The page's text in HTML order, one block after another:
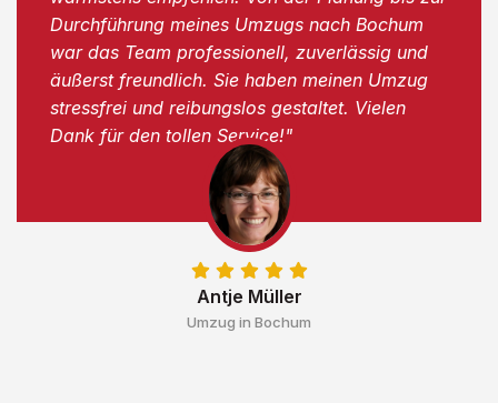
Antje Müller
Umzug in Bochum
Durchführung meines Umzugs nach Bochum
war das Team professionell, zuverlässig und
äußerst freundlich. Sie haben meinen Umzug
stressfrei und reibungslos gestaltet. Vielen
Dank für den tollen Service!"